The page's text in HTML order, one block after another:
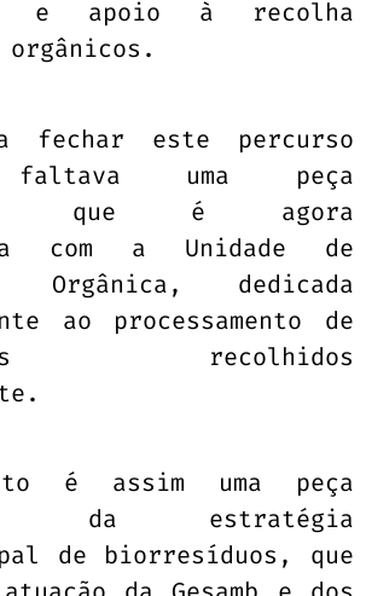
e apoio à recolha
fechar este percurso
uma peça
que é agora
com a Unidade de
Orgânica, dedicada
ao processamento de
recolhidos
é assim uma peça
da estratégia
de biorresíduos, que